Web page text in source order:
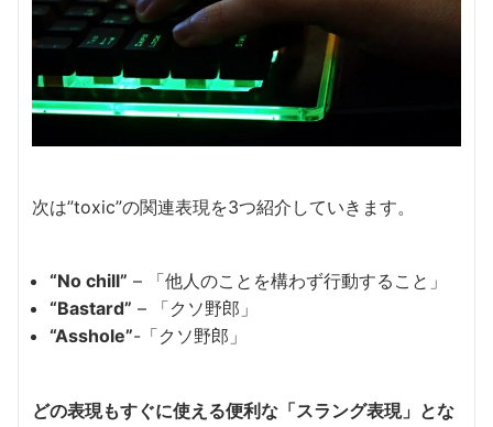
次は”toxic”の関連表現を3つ紹介していきます。
“No chill” – 「他人のことを構わず行動すること」
“Bastard” – 「クソ野郎」
“Asshole”-「クソ野郎」
どの表現もすぐに使える便利な「スラング表現」とな